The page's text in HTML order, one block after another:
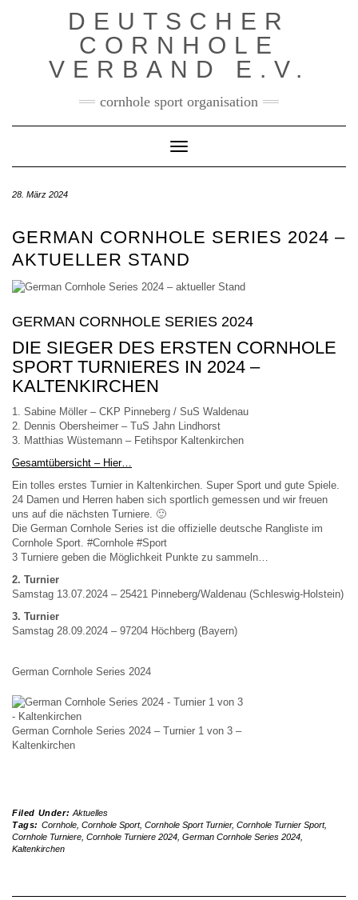
DEUTSCHER
CORNHOLE
VERBAND E.V.
cornhole sport organisation
Toggle Navigation
28. März 2024
GERMAN CORNHOLE SERIES 2024 –
AKTUELLER STAND
GERMAN CORNHOLE SERIES 2024
DIE SIEGER DES ERSTEN CORNHOLE
SPORT TURNIERES IN 2024 –
KALTENKIRCHEN
1. Sabine Möller – CKP Pinneberg / SuS Waldenau
2. Dennis Obersheimer – TuS Jahn Lindhorst
3. Matthias Wüstemann – Fetihspor Kaltenkirchen
Gesamtübersicht – Hier…
Ein tolles erstes Turnier in Kaltenkirchen. Super Sport und gute Spiele.
24 Damen und Herren haben sich sportlich gemessen und wir freuen
uns auf die nächsten Turniere. 🙂
Die German Cornhole Series ist die offizielle deutsche Rangliste im
Cornhole Sport. #Cornhole #Sport
3 Turniere geben die Möglichkeit Punkte zu sammeln…
2. Turnier
Samstag 13.07.2024 – 25421 Pinneberg/Waldenau (Schleswig-Holstein)
3. Turnier
Samstag 28.09.2024 – 97204 Höchberg (Bayern)
German Cornhole Series 2024
German Cornhole Series 2024 – Turnier 1 von 3 –
Kaltenkirchen
Filed Under: Aktuelles
Tags: Cornhole, Cornhole Sport, Cornhole Sport Turnier, Cornhole Turnier Sport,
Cornhole Turniere Cornhole Turniere 2024 German Cornhole Series 2024
Kaltenkirchen